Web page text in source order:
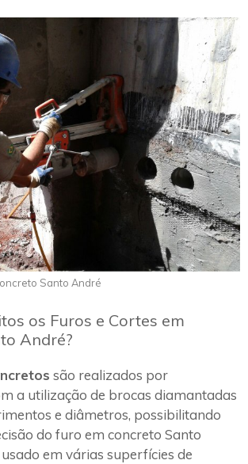
Santo André
os Furos e Cortes em
André?
são realizados por
a utilização de brocas diamantadas
e diâmetros, possibilitando
do furo em concreto Santo
em várias superfícies de